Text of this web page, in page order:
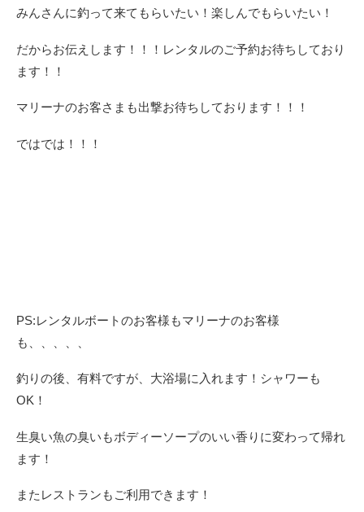
みんさんに釣って来てもらいたい！楽しんでもらいたい！
だからお伝えします！！！レンタルのご予約お待ちしており
ます！！
マリーナのお客さまも出撃お待ちしております！！！
ではでは！！！
PS:レンタルボートのお客様もマリーナのお客様
も、、、、、
釣りの後、有料ですが、大浴場に入れます！シャワーも
OK！
生臭い魚の臭いもボディーソープのいい香りに変わって帰れ
ます！
またレストランもご利用できます！